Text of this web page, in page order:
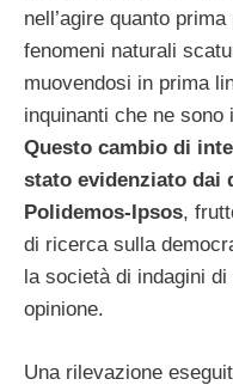
nell’agire quanto
fenomeni naturali
muovendosi in prima
inquinanti che ne
Questo cambio di
stato evidenziato dai
Polidemos-Ipsos,
di ricerca sulla
la società di indagini
opinione.
Una rilevazione